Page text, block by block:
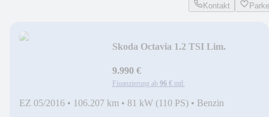
Kontakt
Skoda Octavia 1.2 TSI Lim.
9.990 €
Finanzierung ab 96 € mtl.
EZ 05/2016 • 106.207 km • 81 kW (110 PS) • Benzin